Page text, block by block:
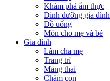
Khám phá ẩm thực
Dinh dưỡng gia đình
Đồ uống
Món cho mẹ và bé
Gia đình
Làm cha mẹ
Trang trí
Mang thai
Chăm con